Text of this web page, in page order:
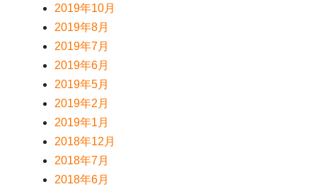
2019年10月
2019年8月
2019年7月
2019年6月
2019年5月
2019年2月
2019年1月
2018年12月
2018年7月
2018年6月